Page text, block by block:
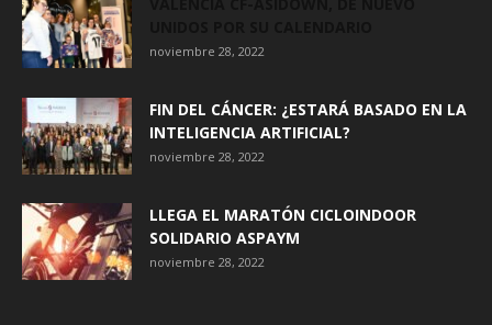
noviembre 28, 2022
FIN DEL CÁNCER: ¿ESTARÁ BASADO EN LA
INTELIGENCIA ARTIFICIAL?
noviembre 28, 2022
LLEGA EL MARATÓN CICLOINDOOR
SOLIDARIO ASPAYM
noviembre 28, 2022